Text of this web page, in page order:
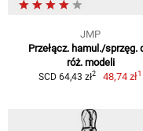
JMP
Przełącz. hamul./sprzęg.
róż. modeli
SCD 64,43 zł2 48,74 zł1